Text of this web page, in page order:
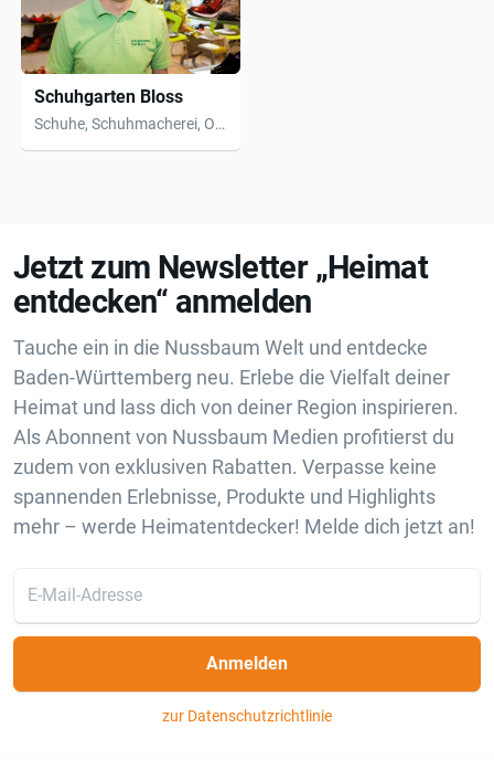
Schuhgarten Bloss
Schuhe, Schuhmacherei, Orthopädie
Jetzt zum Newsletter „Heimat
entdecken“ anmelden
Tauche ein in die Nussbaum Welt und entdecke
Baden-Württemberg neu. Erlebe die Vielfalt deiner
Heimat und lass dich von deiner Region inspirieren.
Als Abonnent von Nussbaum Medien profitierst du
zudem von exklusiven Rabatten. Verpasse keine
spannenden Erlebnisse, Produkte und Highlights
mehr – werde Heimatentdecker! Melde dich jetzt an!
Anmelden
zur Datenschutzrichtlinie